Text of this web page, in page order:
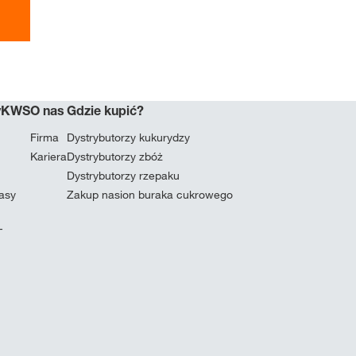
O nas
Firma
Kariera
Gdzie kupić?
Dystrybutorzy kukurydzy
Dystrybutorzy zbóż
Dystrybutorzy rzepaku
Zakup nasion buraka cukrowego